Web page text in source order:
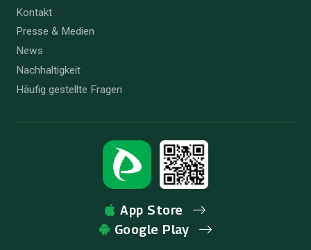
Kontakt
Presse & Medien
News
Nachhaltigkeit
Häufig gestellte Fragen
App Store
Google Play